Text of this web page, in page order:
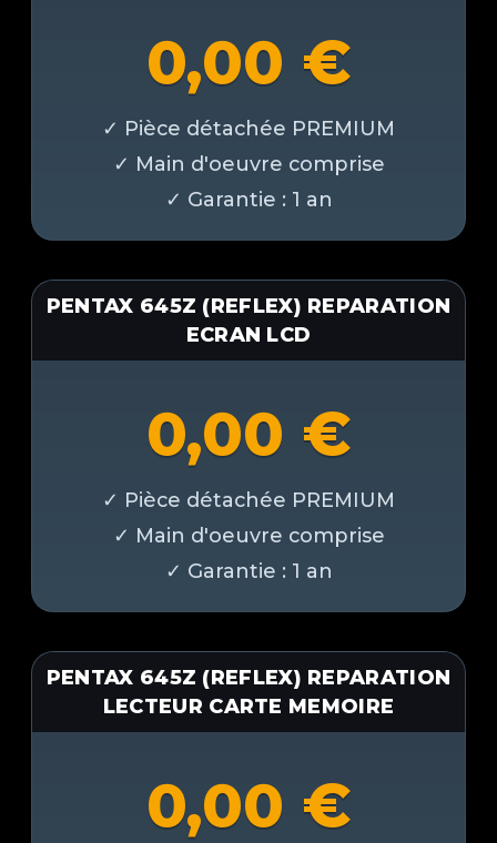
0,00 €
PENTAX 645Z (REFLEX) REPARATION
ECRAN LCD
0,00 €
PENTAX 645Z (REFLEX) REPARATION
LECTEUR CARTE MEMOIRE
0,00 €